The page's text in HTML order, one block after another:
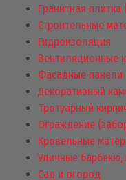
Гранитная
Строительные
Гидроизоляция
Вентиляционные
Фасадные панели
Декоративный
Тротуарный
Ограждение
Кровельные
Уличные барбекю,
Сад и огород